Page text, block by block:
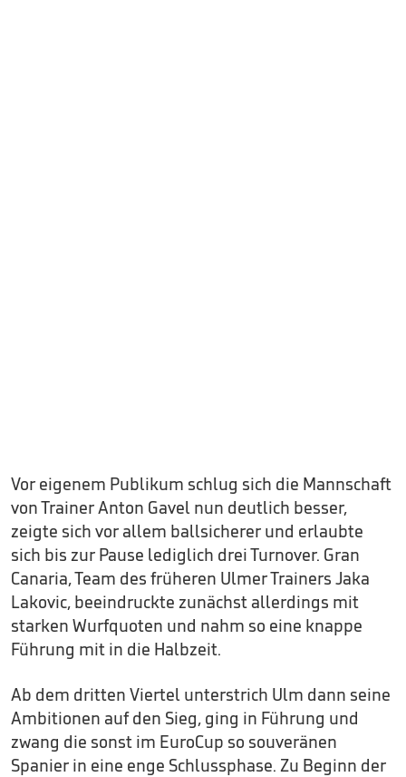
Vor eigenem Publikum schlug sich die Mannschaft
von Trainer Anton Gavel nun deutlich besser,
zeigte sich vor allem ballsicherer und erlaubte
sich bis zur Pause lediglich drei Turnover. Gran
Canaria, Team des früheren Ulmer Trainers Jaka
Lakovic, beeindruckte zunächst allerdings mit
starken Wurfquoten und nahm so eine knappe
Führung mit in die Halbzeit.
Ab dem dritten Viertel unterstrich Ulm dann seine
Ambitionen auf den Sieg, ging in Führung und
zwang die sonst im EuroCup so souveränen
Spanier in eine enge Schlussphase. Zu Beginn der